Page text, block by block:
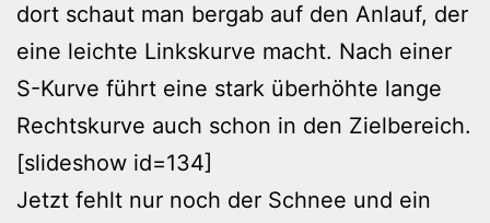
dort schaut man bergab auf den Anlauf, der
eine leichte Linkskurve macht. Nach einer
S-Kurve führt eine stark überhöhte lange
Rechtskurve auch schon in den Zielbereich.
[slideshow id=134]
Jetzt fehlt nur noch der Schnee und ein